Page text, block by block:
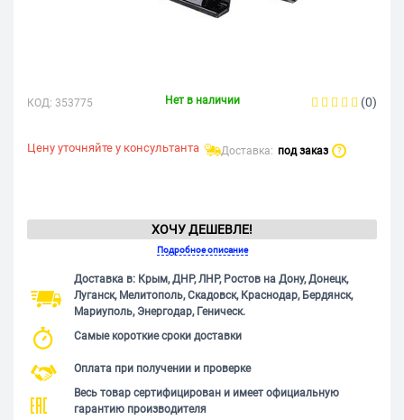
КОД: 353775 Нет в наличии (0)
Цену уточняйте у консультанта Доставка: под заказ ?
ХОЧУ ДЕШЕВЛЕ!
Подробное описание
Доставка в: Крым, ДНР, ЛНР, Ростов на Дону, Донецк,
Луганск, Мелитополь, Скадовск, Краснодар, Бердянск,
Мариуполь, Энергодар, Геническ.
Самые короткие сроки доставки
Оплата при получении и проверке
Весь товар сертифицирован и имеет официальную
гарантию производителя